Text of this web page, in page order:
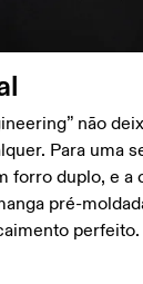
não
Para uma
forro duplo, e a
pré-
perfeito.